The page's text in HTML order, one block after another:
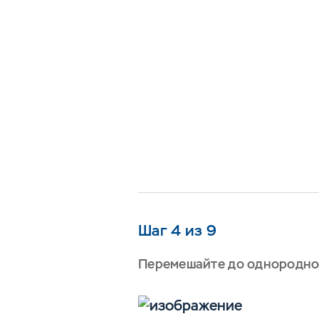
Шаг 4 из 9
Перемешайте до